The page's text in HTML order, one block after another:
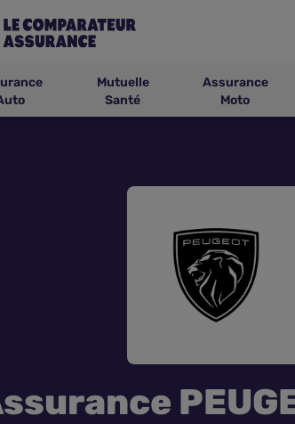
Mutuelle
Santé
Assurance
Moto